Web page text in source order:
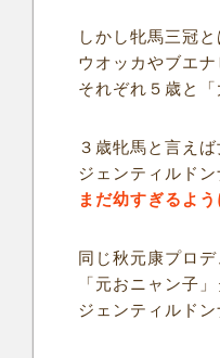
しかし牝馬三冠と
ウオッカやブエ
それぞれ５歳と
３歳牝馬と言え
ジェンティルド
まだ幼すぎるよう
同じ秋元康プロデ
「元おニャン子
ジェンティルドン